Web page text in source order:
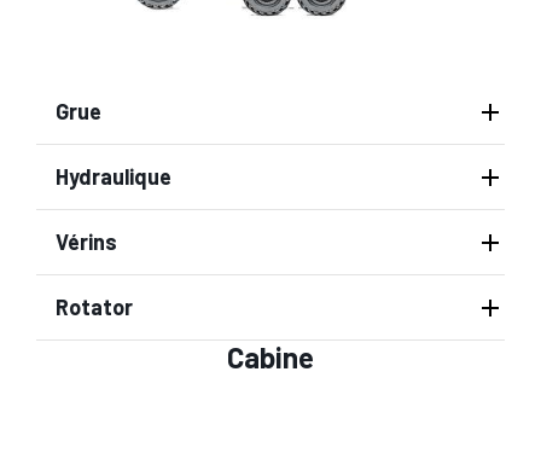
Grue
Hydraulique
Vérins
Rotator
Cabine